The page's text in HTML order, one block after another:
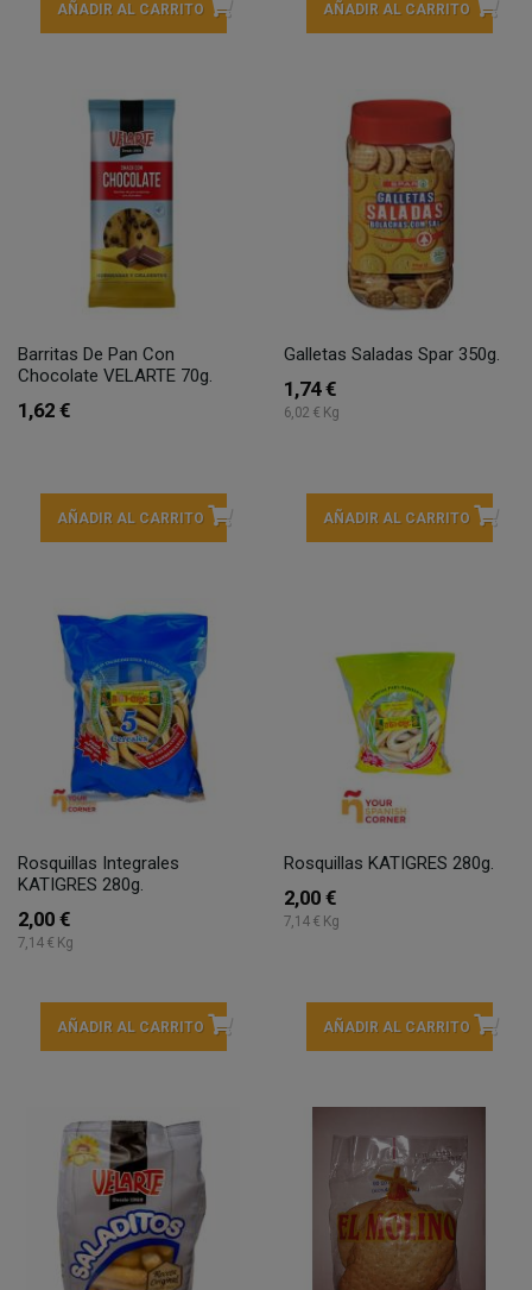
AÑADIR AL CARRITO AÑADIR AL CARRITO
Barritas De Pan Con
Chocolate VELARTE 70g.
1,62 €
AÑADIR AL CARRITO
Galletas Saladas Spar 350g.
1,74 €
6,02 € Kg
AÑADIR AL CARRITO
Rosquillas Integrales
KATIGRES 280g.
2,00 €
7,14 € Kg
AÑADIR AL CARRITO
Rosquillas KATIGRES 280g.
2,00 €
7,14 € Kg
AÑADIR AL CARRITO